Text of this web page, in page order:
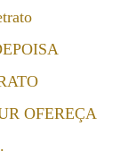
OFEREÇA